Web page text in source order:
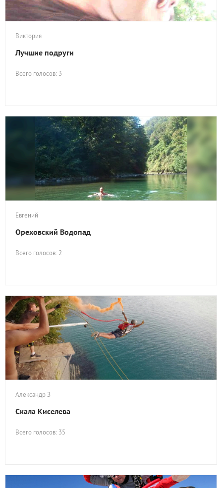
Виктория
Лучшие подруги
Всего голосов: 3
Евгений
Ореховский Водопад
Всего голосов: 2
Александр З
Скала Киселева
Всего голосов: 35